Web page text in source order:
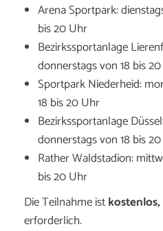
Arena Sportpark:
bis 20 Uhr
Bezirkssportanlage
donnerstags von 18 bis
Sportpark Niederheid:
18 bis 20 Uhr
Bezirkssportanlage
donnerstags von 18 bis
Rather Waldstadion:
bis 20 Uhr
Die Teilnahme istkostenlos,
erforderlich.